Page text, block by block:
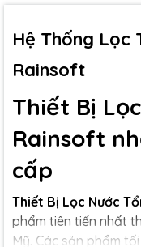
Hệ Thống
Rainsoft
Thiết Bị
Rainsoft
cấp
Thiết Bị Lọc Nước
phẩm tiên tiến nhất
Mỹ. Các sản phẩm